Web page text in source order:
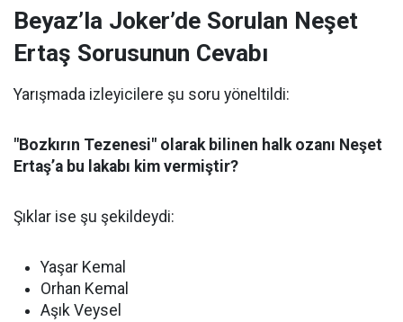
Beyaz’la Joker’de Sorulan Neşet
Ertaş Sorusunun Cevabı
Yarışmada izleyicilere şu soru yöneltildi:
"Bozkırın Tezenesi" olarak bilinen halk ozanı Neşet
Ertaş’a bu lakabı kim vermiştir?
Şıklar ise şu şekildeydi:
Yaşar Kemal
Orhan Kemal
Aşık Veysel